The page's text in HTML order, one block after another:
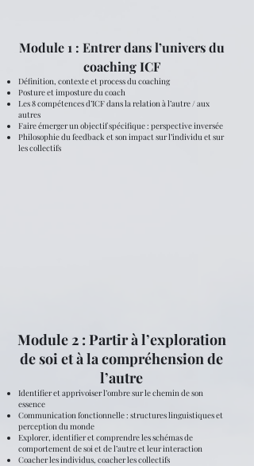
Module 1 : Entrer dans l’univers du
coaching ICF
Définition, contexte et process du coaching
Posture et imposture du coach
Les 8 compétences d’ICF dans la relation à l’autre / aux
autres
Faire émerger un objectif spécifique : perspective inversée
Philosophie du feedback et son impact sur l’individu et sur
les collectifs
Module 2 : Partir à l’exploration
de soi et à la compréhension de
l’autre
Identifier et apprivoiser l’ombre sur le chemin de son
essence
Communication fonctionnelle : structures linguistiques et
perception du monde
Explorer, identifier et comprendre les schémas de
comportement de soi et de l’autre et leur interaction
Coacher les individus, coacher les collectifs